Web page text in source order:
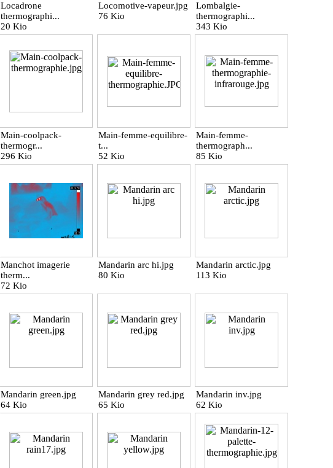
Locadrone
thermographi...
20 Kio
Locomotive-vapeur.jpg
76 Kio
Lombalgie-
thermographi...
343 Kio
Main-coolpack-
thermogr...
296 Kio
Main-femme-equilibre-
t...
52 Kio
Main-femme-
thermograph...
85 Kio
Manchot imagerie
therm...
72 Kio
Mandarin arc hi.jpg
80 Kio
Mandarin arctic.jpg
113 Kio
Mandarin green.jpg
64 Kio
Mandarin grey red.jpg
65 Kio
Mandarin inv.jpg
62 Kio